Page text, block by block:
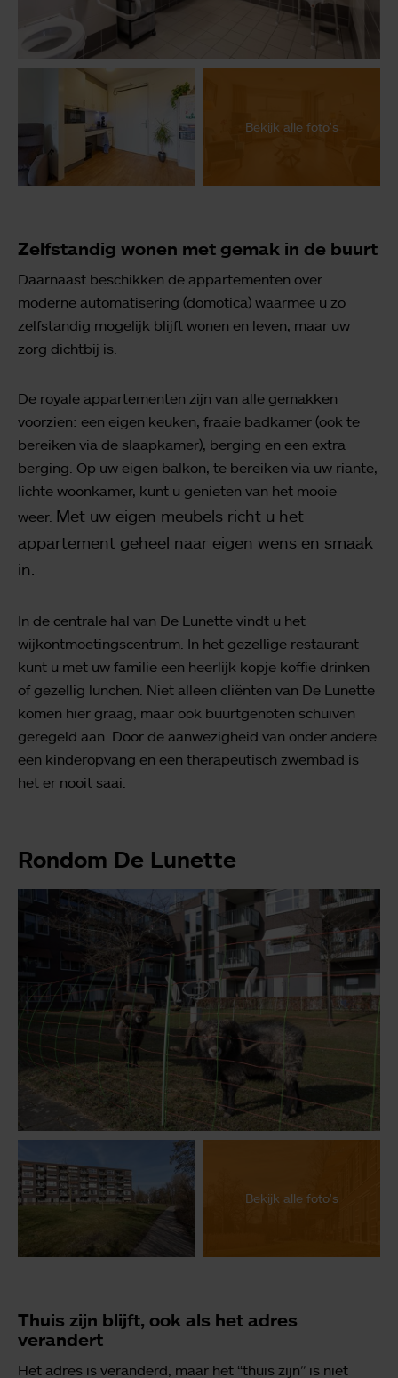
Bekijk alle foto's
Zelfstandig wonen met gemak in de buurt
Daarnaast beschikken de appartementen over
moderne automatisering (domotica) waarmee u zo
zelfstandig mogelijk blijft wonen en leven, maar uw
zorg dichtbij is.
De royale appartementen zijn van alle gemakken
voorzien: een eigen keuken, fraaie badkamer (ook te
bereiken via de slaapkamer), berging en een extra
berging. Op uw eigen balkon, te bereiken via uw riante,
lichte woonkamer, kunt u genieten van het mooie
weer. Met uw eigen meubels richt u het
appartement geheel naar eigen wens en smaak
in.
In de centrale hal van De Lunette vindt u het
wijkontmoetingscentrum. In het gezellige restaurant
kunt u met uw familie een heerlijk kopje koffie drinken
of gezellig lunchen. Niet alleen cliënten van De Lunette
komen hier graag, maar ook buurtgenoten schuiven
geregeld aan. Door de aanwezigheid van onder andere
een kinderopvang en een therapeutisch zwembad is
het er nooit saai.
Rondom De Lunette
Bekijk alle foto's
Thuis zijn blijft, ook als het adres
verandert
Het adres is veranderd, maar het “thuis zijn” is niet